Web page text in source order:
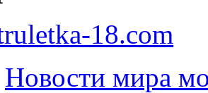
18.com
Новости мира